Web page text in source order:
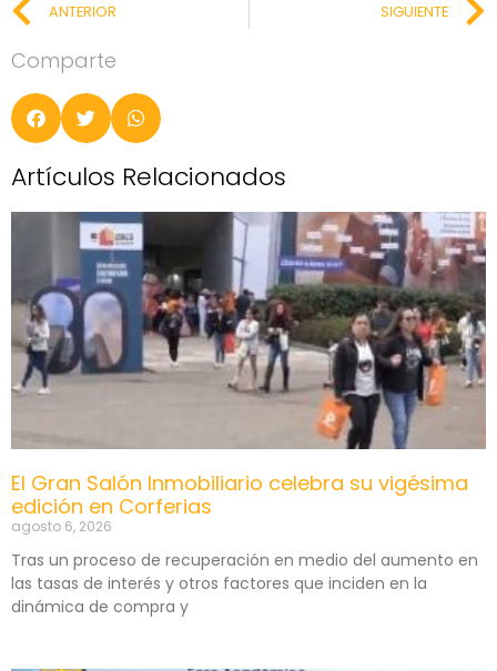
ANTERIOR SIGUIENTE
Comparte
Artículos Relacionados
El Gran Salón Inmobiliario celebra su vigésima
edición en Corferias
agosto 6, 2026
Tras un proceso de recuperación en medio del aumento en
las tasas de interés y otros factores que inciden en la
dinámica de compra y